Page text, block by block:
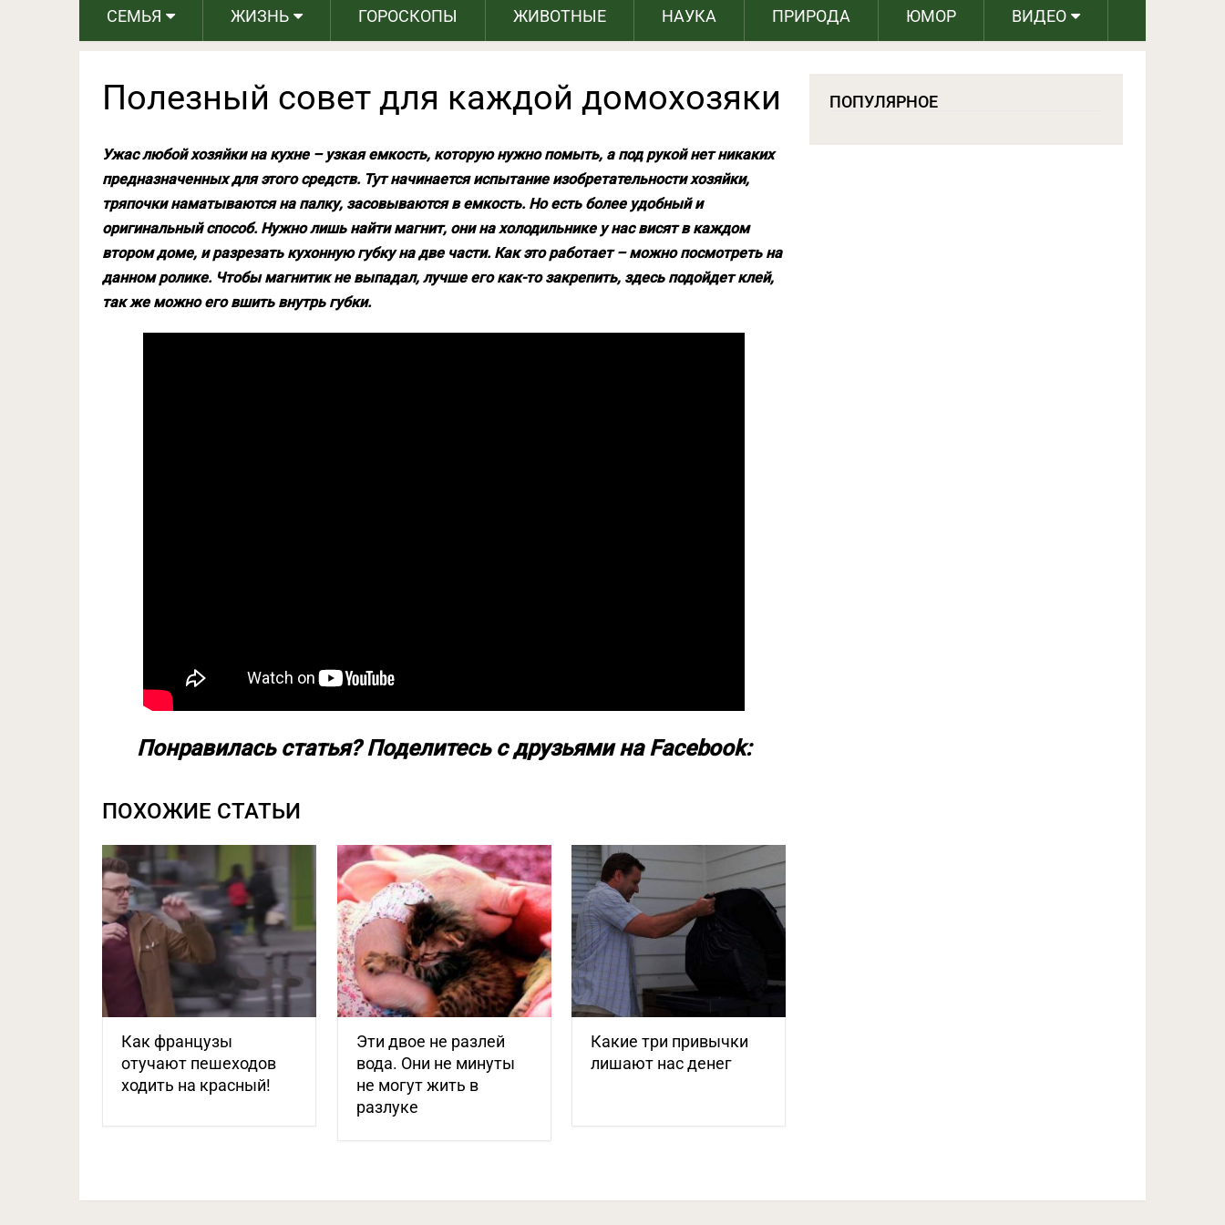
СЕМЬЯ ЖИЗНЬ ГОРОСКОПЫ ЖИВОТНЫЕ НАУКА ПРИРОДА ЮМОР ВИДЕО
Полезный совет для каждой домохозяки
Ужас любой хозяйки на кухне – узкая емкость, которую нужно помыть, а под рукой нет никаких
предназначенных для этого средств. Тут начинается испытание изобретательности хозяйки,
тряпочки наматываются на палку, засовываются в емкость. Но есть более удобный и
оригинальный способ. Нужно лишь найти магнит, они на холодильнике у нас висят в каждом
втором доме, и разрезать кухонную губку на две части. Как это работает – можно посмотреть на
данном ролике. Чтобы магнитик не выпадал, лучше его как-то закрепить, здесь подойдет клей,
так же можно его вшить внутрь губки.
Понравилась статья? Поделитесь с друзьями на Facebook:
ПОХОЖИЕ СТАТЬИ
Как французы
отучают пешеходов
ходить на красный!
Эти двое не разлей
вода. Они не минуты
не могут жить в
разлуке
Какие три привычки
лишают нас денег
ПОПУЛЯРНОЕ